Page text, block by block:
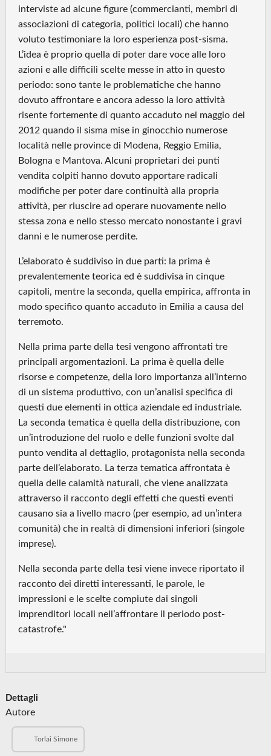
interviste ad alcune figure (commercianti, membri di
associazioni di categoria, politici locali) che hanno
voluto testimoniare la loro esperienza post-sisma.
L’idea è proprio quella di poter dare voce alle loro
azioni e alle difficili scelte messe in atto in questo
periodo: sono tante le problematiche che hanno
dovuto affrontare e ancora adesso la loro attività
risente fortemente di quanto accaduto nel maggio del
2012 quando il sisma mise in ginocchio numerose
località nelle province di Modena, Reggio Emilia,
Bologna e Mantova. Alcuni proprietari dei punti
vendita colpiti hanno dovuto apportare radicali
modifiche per poter dare continuità alla propria
attività, per riuscire ad operare nuovamente nello
stessa zona e nello stesso mercato nonostante i gravi
danni e le numerose perdite.
L’elaborato è suddiviso in due parti: la prima è
prevalentemente teorica ed è suddivisa in cinque
capitoli, mentre la seconda, quella empirica, affronta in
modo specifico quanto accaduto in Emilia a causa del
terremoto.
Nella prima parte della tesi vengono affrontati tre
principali argomentazioni. La prima è quella delle
risorse e competenze, della loro importanza all’interno
di un sistema produttivo, con un’analisi specifica di
questi due elementi in ottica aziendale ed industriale.
La seconda tematica è quella della distribuzione, con
un’introduzione del ruolo e delle funzioni svolte dal
punto vendita al dettaglio, protagonista nella seconda
parte dell’elaborato. La terza tematica affrontata è
quella delle calamità naturali, che viene analizzata
attraverso il racconto degli effetti che questi eventi
causano sia a livello macro (per esempio, ad un’intera
comunità) che in realtà di dimensioni inferiori (singole
imprese).
Nella seconda parte della tesi viene invece riportato il
racconto dei diretti interessanti, le parole, le
impressioni e le scelte compiute dai singoli
imprenditori locali nell’affrontare il periodo post-
catastrofe."
Dettagli
Autore
Torlai Simone